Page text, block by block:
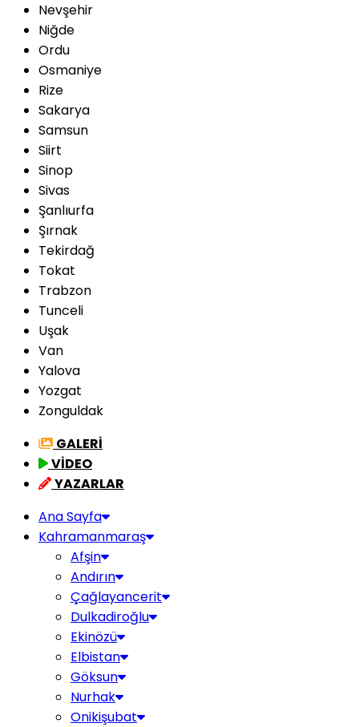
Nevşehir
Niğde
Ordu
Osmaniye
Rize
Sakarya
Samsun
Siirt
Sinop
Sivas
Şanlıurfa
Şırnak
Tekirdağ
Tokat
Trabzon
Tunceli
Uşak
Van
Yalova
Yozgat
Zonguldak
GALERİ
VİDEO
YAZARLAR
Ana Sayfa
Kahramanmaraş
Afşin
Andırın
Çağlayancerit
Dulkadiroğlu
Ekinözü
Elbistan
Göksun
Nurhak
Onikişubat